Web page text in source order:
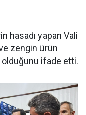
hasadı yapan Vali
zengin ürün
ifade etti.